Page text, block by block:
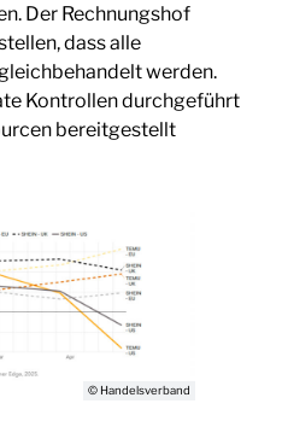
Der Rechnungshof
dass alle
werden.
Kontrollen durchgeführt
bereitgestellt
© Handelsverband